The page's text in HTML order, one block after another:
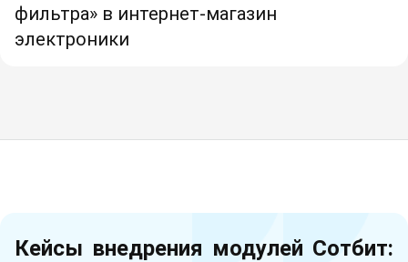
фильтра» в интернет-магазин
электроники
Кейсы внедрения модулей Сотбит: